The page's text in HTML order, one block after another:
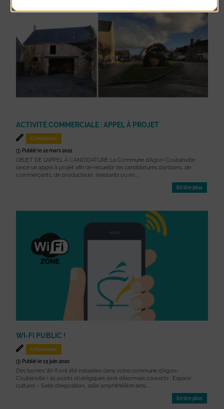
ACTIVITÉ COMMERCIALE : APPEL À PROJET
Commerce
Publié le 22 mars 2021
OBJET DE L’APPEL À CANDIDATURE La Commune d’Agon-Coutainville
lance un appel à projet afin de recueillir les candidatures d’artisans, de
commerçants, de producteurs (existants ou en ...
En lire plus
WI-FI PUBLIC !
Urbanisme
Publié le 15 juin 2020
Des bornes Wi-fi ont été installées dans votre commune d’Agon-
Coutainville ! 10 points stratégiques sont désormais couverts : Espace
culturel – Salle d’exposition, salle amphithéâtre ainsi ...
En lire plus